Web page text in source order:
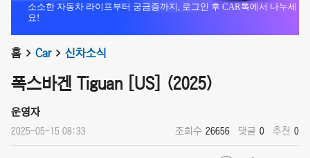
소소한 자동차 라이프부터 궁금증까지, 로그인 후 CAR톡에서 나누세
요!
홈 Car 신차소식
폭스바겐 Tiguan [US] (2025)
운영자
2025-05-15 08:33 조회수 26656 댓글 0 추천 0